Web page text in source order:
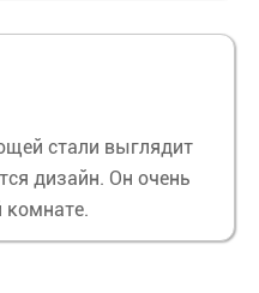
стали выглядит
дизайн. Он очень
комнате.